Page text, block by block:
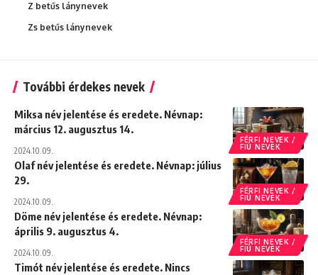
Z betűs lánynevek
Zs betűs lánynevek
További érdekes nevek
FÉRFI NEVEK /
FIÚ NEVEK
Miksa név jelentése és eredete. Névnap:
március 12. augusztus 14.
2024.10.09.
FÉRFI NEVEK /
FIÚ NEVEK
Olaf név jelentése és eredete. Névnap: július
29.
2024.10.09.
FÉRFI NEVEK /
FIÚ NEVEK
Döme név jelentése és eredete. Névnap:
április 9. augusztus 4.
2024.10.09.
Timót név jelentése és eredete. Nincs